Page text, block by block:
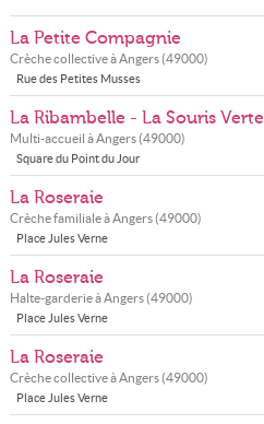
La Petite Compagnie
Crèche collective àAngers(49000)
Rue des Petites Musses
La Ribambelle - La Souris Verte
Multi-accueil àAngers(49000)
Square du Point du Jour
La Roseraie
Crèche familiale àAngers(49000)
Place Jules Verne
La Roseraie
Halte-garderie àAngers(49000)
Place Jules Verne
La Roseraie
Crèche collective àAngers(49000)
Place Jules Verne